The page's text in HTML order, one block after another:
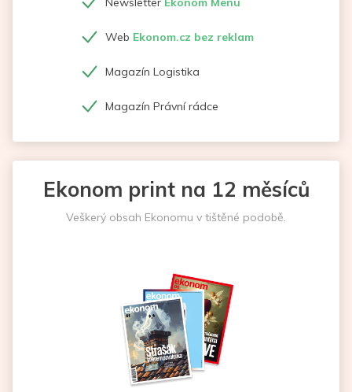
Web Ekonom.cz bez reklam
Magazín Logistika
Magazín Právní rádce
Ekonom print na 12 měsíců
Veškerý obsah Ekonomu v tištěné podobě.